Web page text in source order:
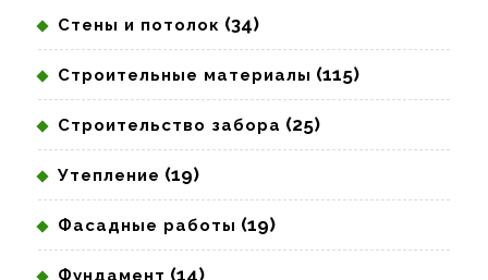
Стены и потолок (34)
Строительные материалы (115)
Строительство забора (25)
Утепление (19)
Фасадные работы (19)
Фундамент (14)